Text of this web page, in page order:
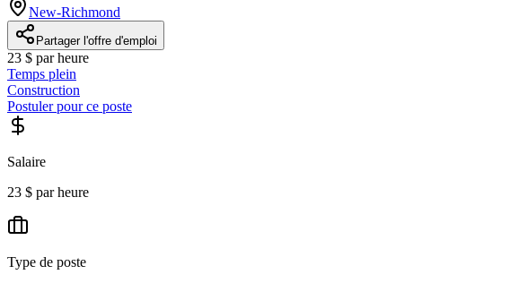
New-Richmond
Partager l'offre d'emploi
23 $ par heure
Temps plein
Construction
Postuler pour ce poste
Salaire
23 $ par heure
Type de poste